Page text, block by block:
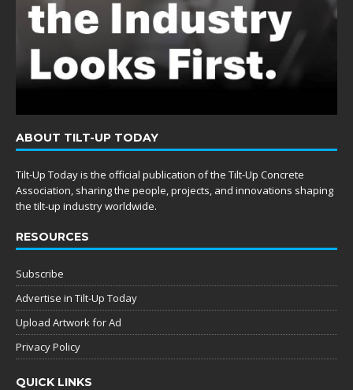
ABOUT TILT-UP TODAY
Tilt-Up Today is the official publication of the Tilt-Up Concrete
Association, sharing the people, projects, and innovations shaping
the tilt-up industry worldwide.
RESOURCES
Subscribe
Advertise in Tilt-Up Today
Upload Artwork for Ad
Privacy Policy
QUICK LINKS